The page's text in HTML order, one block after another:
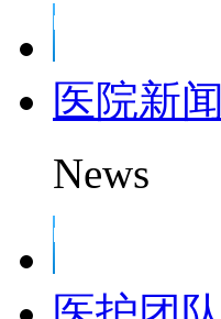
医院新闻
News